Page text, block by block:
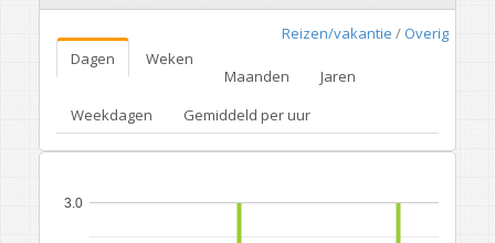
Reizen/vakantie / Overig
Dagen
Weken
Maanden
Jaren
Weekdagen
Gemiddeld per uur
3.0